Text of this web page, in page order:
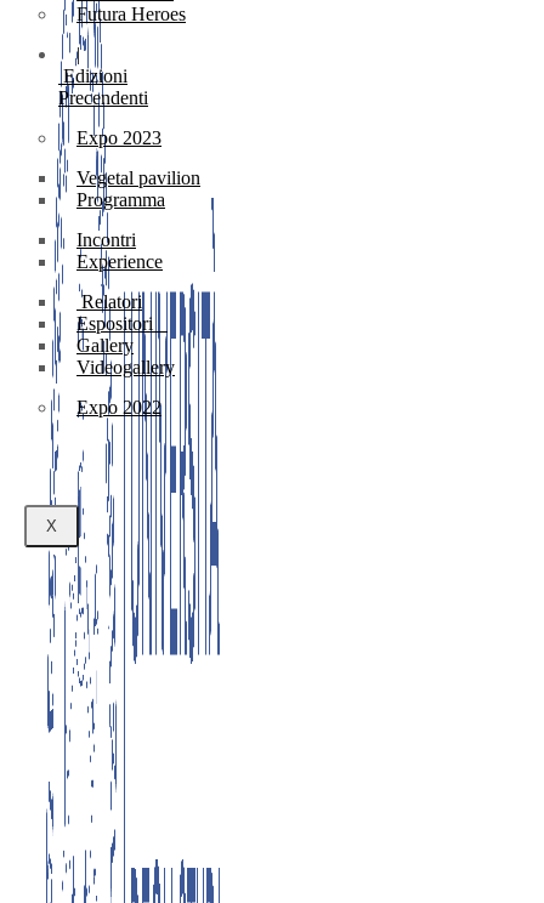
Futura Heroes
|
Edizioni
Precendenti
Expo 2023
Vegetal pavilion
Programma
Incontri
Experience
Relatori
Espositori
Gallery
Videogallery
Expo 2022
X